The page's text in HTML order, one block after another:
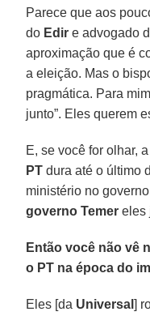
Parece que aos
do Edir e advogado
aproximação que é
a eleição. Mas o
pragmática. Para
junto”. Eles querem
E, se você for olhar,
PT dura até o último
ministério no
governo Temer eles
Então você não vê
o PT na época do
Eles [da Universal]